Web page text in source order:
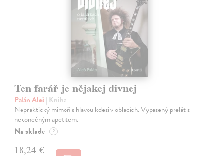
Ten farář je nějakej divnej
Palán Aleš| Kniha
Nepraktický mimoň s hlavou kdesi v oblacích. Vypasený prelát s
nekonečným apetitem.
Na sklade ?
18,24 €